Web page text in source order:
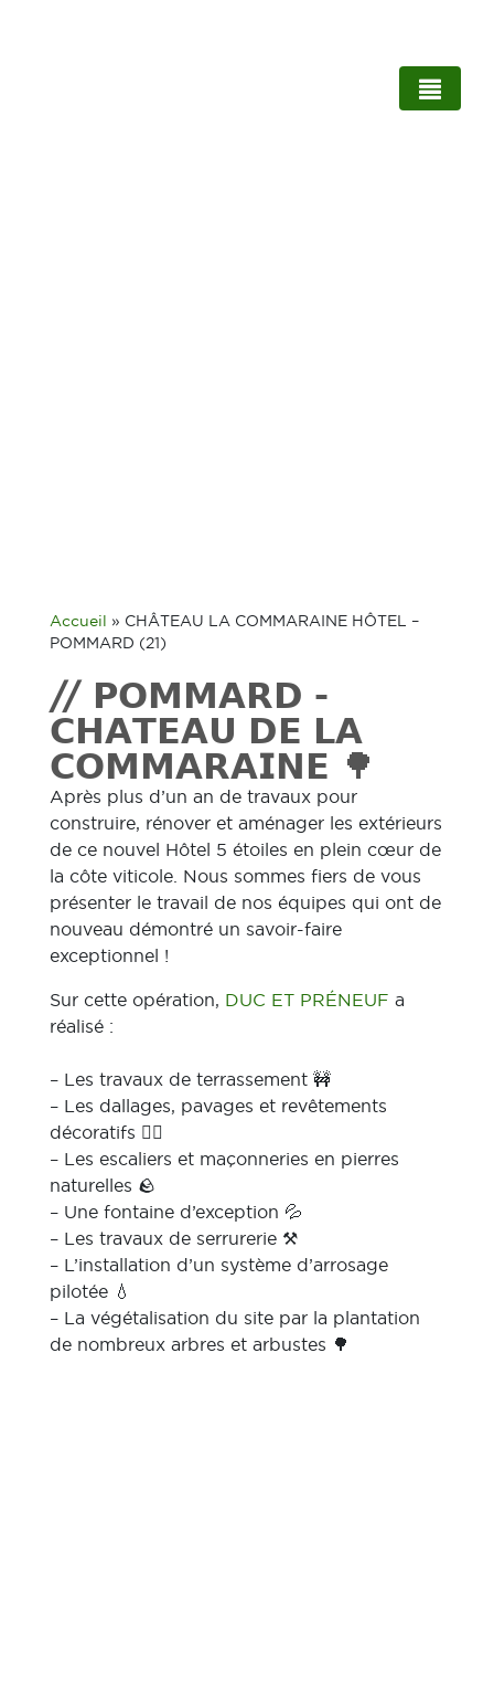
Accueil » CHÂTEAU LA COMMARAINE HÔTEL –
POMMARD (21)
// 𝗣𝗢𝗠𝗠𝗔𝗥𝗗 -
𝗖𝗛𝗔𝗧𝗘𝗔𝗨 𝗗𝗘 𝗟𝗔
𝗖𝗢𝗠𝗠𝗔𝗥𝗔𝗜𝗡𝗘 🌳
Après plus d’un an de travaux pour
construire, rénover et aménager les extérieurs
de ce nouvel Hôtel 5 étoiles en plein cœur de
la côte viticole. Nous sommes fiers de vous
présenter le travail de nos équipes qui ont de
nouveau démontré un savoir-faire
exceptionnel !
Sur cette opération, DUC ET PRÉNEUF a
réalisé :
– Les travaux de terrassement 🚧
– Les dallages, pavages et revêtements
décoratifs 👷‍♂️
– Les escaliers et maçonneries en pierres
naturelles 🪨
– Une fontaine d’exception 💦
– Les travaux de serrurerie ⚒️
– L’installation d’un système d’arrosage
pilotée 💧
– La végétalisation du site par la plantation
de nombreux arbres et arbustes 🌳